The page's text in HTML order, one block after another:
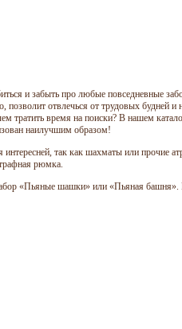
и забыть про любые повседневные
позволит отвлечься от трудовых будней и
тратить время на поиски? В нашем
наилучшим образом!
так как шахматы или прочие
рюмка.
«Пьяные шашки» или «Пьяная башня».